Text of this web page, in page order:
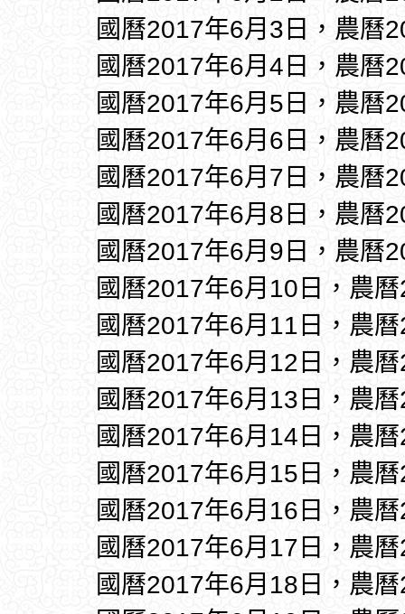
國曆2017年6月3日，農曆
國曆2017年6月4日，農曆
國曆2017年6月5日，農曆
國曆2017年6月6日，農曆
國曆2017年6月7日，農曆
國曆2017年6月8日，農曆
國曆2017年6月9日，農曆
國曆2017年6月10日，農
國曆2017年6月11日，農
國曆2017年6月12日，農
國曆2017年6月13日，農
國曆2017年6月14日，農
國曆2017年6月15日，農
國曆2017年6月16日，農
國曆2017年6月17日，農
國曆2017年6月18日，農